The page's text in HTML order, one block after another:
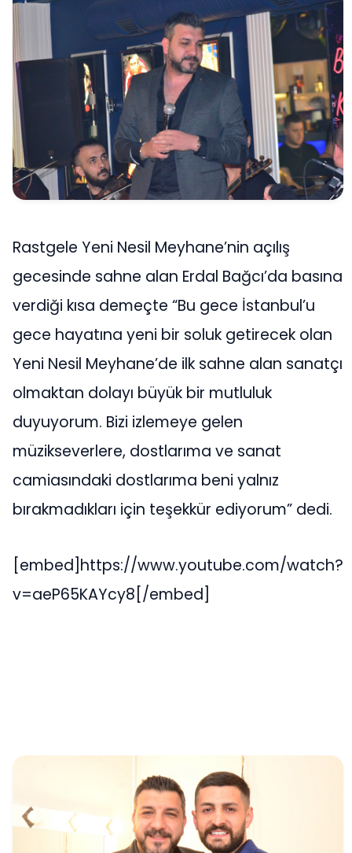
Rastgele Yeni Nesil Meyhane’nin açılış
gecesinde sahne alan Erdal Bağcı’da basına
verdiği kısa demeçte “Bu gece İstanbul’u
gece hayatına yeni bir soluk getirecek olan
Yeni Nesil Meyhane’de ilk sahne alan sanatçı
olmaktan dolayı büyük bir mutluluk
duyuyorum. Bizi izlemeye gelen
müzikseverlere, dostlarıma ve sanat
camiasındaki dostlarıma beni yalnız
bırakmadıkları için teşekkür ediyorum” dedi.
[embed]https://www.youtube.com/watch?
v=aeP65KAYcy8[/embed]